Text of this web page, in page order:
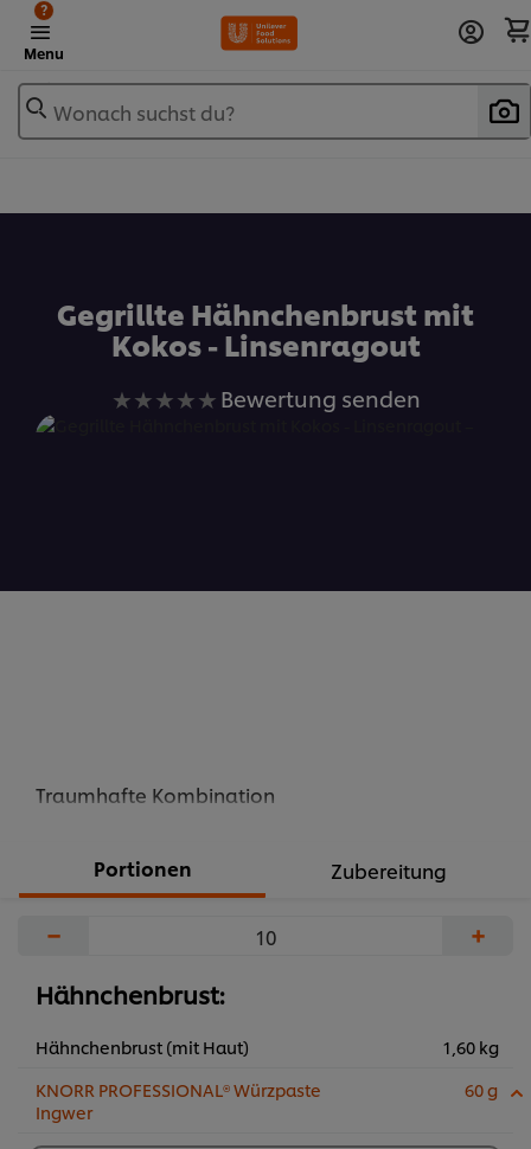
Menu
?
Wonach suchst du?
Gegrillte Hähnchenbrust mit
Kokos - Linsenragout
Keine
Bewertung senden
Traumhafte Kombination
Portionen Zubereitung
− +
Hähnchenbrust:
Hähnchenbrust (mit Haut)
1,60 kg
KNORR PROFESSIONAL® Würzpaste
Ingwer
60 g